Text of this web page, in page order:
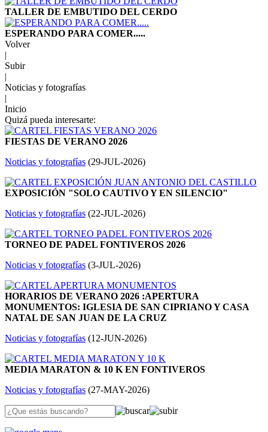
TALLER DE EMBUTIDO DEL CERDO
ESPERANDO PARA COMER.....
Volver
|
Subir
|
Noticias y fotografías
|
Inicio
Quizá pueda interesarte:
FIESTAS DE VERANO 2026
Noticias y fotografías (29-JUL-2026)
EXPOSICIÓN "SOLO CAUTIVO Y EN SILENCIO"
Noticias y fotografías (22-JUL-2026)
TORNEO DE PADEL FONTIVEROS 2026
Noticias y fotografías (3-JUL-2026)
HORARIOS DE VERANO 2026 :APERTURA
MONUMENTOS: IGLESIA DE SAN CIPRIANO Y CASA
NATAL DE SAN JUAN DE LA CRUZ
Noticias y fotografías (12-JUN-2026)
MEDIA MARATON & 10 K EN FONTIVEROS
Noticias y fotografías (27-MAY-2026)